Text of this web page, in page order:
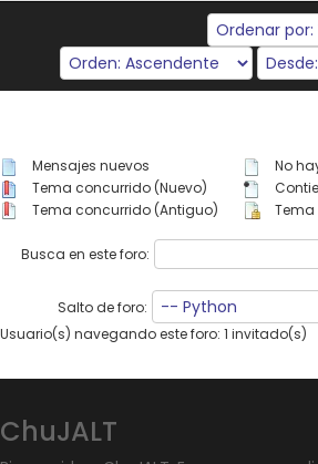
Mensajes nuevos
Tema concurrido (Nuevo)
Tema concurrido (Antiguo)
No
Busca en este foro:
Salto de foro:
Usuario(s) navegando este foro: 1 invitado(s)
ChuJALT